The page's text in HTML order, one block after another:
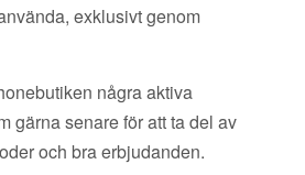
exklusivt genom
några aktiva
gärna senare för att ta del av
och bra erbjudanden.